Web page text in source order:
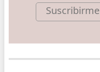
Suscribirme